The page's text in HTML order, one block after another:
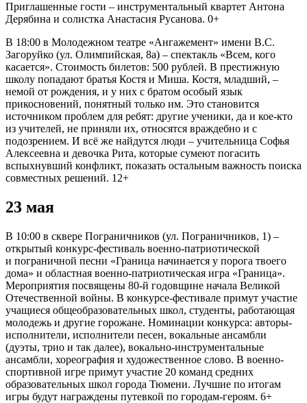
Приглашенные гости – инструментальный квартет Антона
Дерябина и солистка Анастасия Русанова. 0+
В 18:00 в Молодежном театре «Ангажемент» имени В.С.
Загоруйко (ул. Олимпийская, 8а) – спектакль «Всем, кого
касается». Стоимость билетов: 500 рублей. В престижную
школу попадают братья Костя и Миша. Костя, младший, –
немой от рождения, и у них с братом особый язык
прикосновений, понятный только им. Это становится
источником проблем для ребят: другие ученики, да и кое-кто
из учителей, не приняли их, относятся враждебно и с
подозрением. И всё же найдутся люди – учительница Софья
Алексеевна и девочка Рита, которые сумеют погасить
вспыхнувший конфликт, показать остальным важность поиска
совместных решений. 12+
23 мая
В 10:00 в сквере Пограничников (ул. Пограничников, 1) –
открытый конкурс-фестиваль военно-патриотической
и пограничной песни «Граница начинается у порога твоего
дома» и областная военно-патриотическая игра «Граница».
Мероприятия посвящены 80-й годовщине начала Великой
Отечественной войны. В конкурсе-фестивале примут участие
учащиеся общеобразовательных школ, студенты, работающая
молодежь и другие горожане. Номинации конкурса: авторы-
исполнители, исполнители песен, вокальные ансамбли
(дуэты, трио и так далее), вокально-инструментальные
ансамбли, хореография и художественное слово. В военно-
спортивной игре примут участие 20 команд средних
образовательных школ города Тюмени. Лучшие по итогам
игры будут награждены путевкой по городам-героям. 6+